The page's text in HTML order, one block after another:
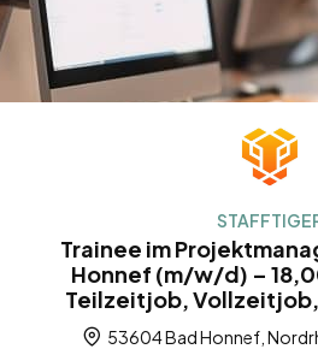
Trainee im
Honnef (m/w/d) –
Teilzeitjob,
53604 Bad Honnef,